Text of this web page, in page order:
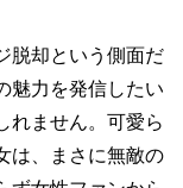
脱却という側面だ
魅力を発信したい
ません。 可愛ら
は、まさに無敵の